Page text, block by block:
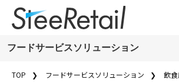
フードサービスソリューション
フードサービスソリューション
TOP フードサービスソリューション 飲